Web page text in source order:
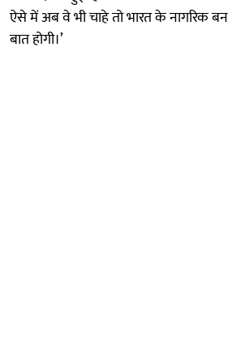
ऐसे में अब वे भी चाहे तो भारत के नागरिक
बात होगी।’